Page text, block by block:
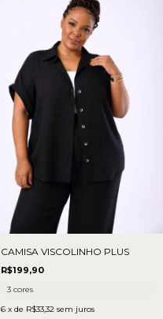
CAMISA VISCOLINHO PLUS
R$199,90
3 cores
6 x de R$33,32 sem juros